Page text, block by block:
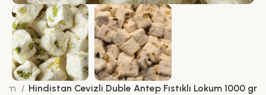
Hindistan Cevizli Duble Antep Fıstıklı Lokum 1000 gr